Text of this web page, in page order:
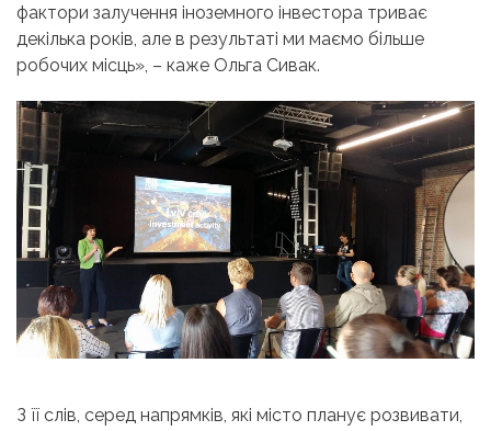
фактори залучення іноземного інвестора триває
декілька років, але в результаті ми маємо більше
робочих місць», – каже Ольга Сивак.
З її слів, серед напрямків, які місто планує розвивати,